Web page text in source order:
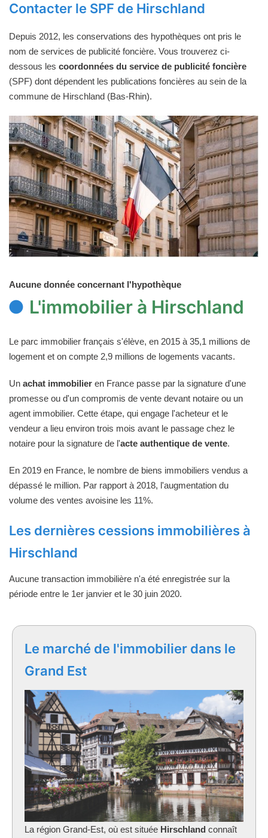
Contacter le SPF de Hirschland
Depuis 2012, les conservations des hypothèques ont pris le
nom de services de publicité foncière. Vous trouverez ci-
dessous les coordonnées du service de publicité foncière
(SPF) dont dépendent les publications foncières au sein de la
commune de Hirschland (Bas-Rhin).
Aucune donnée concernant l'hypothèque
L'immobilier à Hirschland
Le parc immobilier français s'élève, en 2015 à 35,1 millions de
logement et on compte 2,9 millions de logements vacants.
Un achat immobilier en France passe par la signature d'une
promesse ou d'un compromis de vente devant notaire ou un
agent immobilier. Cette étape, qui engage l'acheteur et le
vendeur a lieu environ trois mois avant le passage chez le
notaire pour la signature de l'acte authentique de vente.
En 2019 en France, le nombre de biens immobiliers vendus a
dépassé le million. Par rapport à 2018, l'augmentation du
volume des ventes avoisine les 11%.
Les dernières cessions immobilières à
Hirschland
Aucune transaction immobilière n'a été enregistrée sur la
période entre le 1er janvier et le 30 juin 2020.
Le marché de l'immobilier dans le
Grand Est
La région Grand-Est, où est située Hirschland connaît